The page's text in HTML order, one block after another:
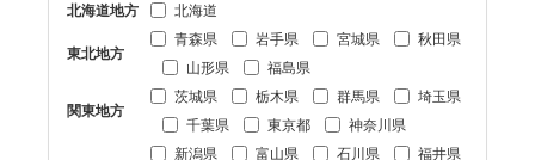
北海道地方
北海道
東北地方
青森県 岩手県 宮城県
秋田県
山形県
福島県
関東地方
茨城県 栃木県 群馬県
埼玉県
千葉県
東京都 神奈川県
新潟県 富山県 石川県
福井県